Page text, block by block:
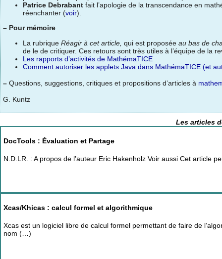
Patrice Debrabant fait l’apologie de la transcendance en
réenchanter (voir).
– Pour mémoire
La rubrique Réagir à cet article, qui est proposée au bas de
de le de critiquer. Ces retours sont très utiles à l’équipe de la
Les rapports d’activités de MathémaTICE
Comment autoriser les applets Java dans MathémaTICE (et
– Questions, suggestions, critiques et propositions d’articles à
G. Kuntz
Les articles
DocTools : Évaluation et Partage
N.D.LR. : A propos de l’auteur Eric Hakenholz Voir aussi Cet
Xcas/Khicas : calcul formel et algorithmique
Xcas est un logiciel libre de calcul formel permettant de faire de
nom (…)